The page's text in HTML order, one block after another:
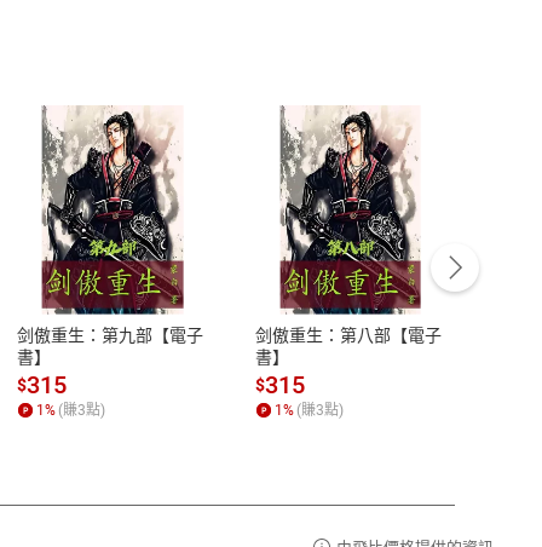
性
參
客服資訊
服務時間：週一到週五 10:00-12:00、
13:00-17:00 (國定假日及例假日休息)
客服電話：0080-1857077
剑傲重生：第九部【電子
書】
$315
1% (賺3點)
剑傲重生：第八部【電子
書】
$315
1% (賺3點)